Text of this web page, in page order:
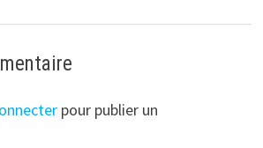
pour publier un